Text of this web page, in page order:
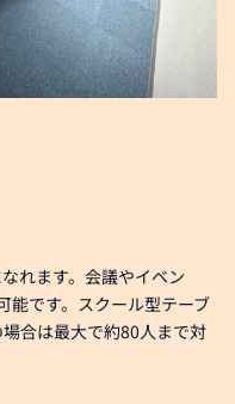
れます。会議やイベン
能です。スクール型テーブ
合は最大で約80人まで対